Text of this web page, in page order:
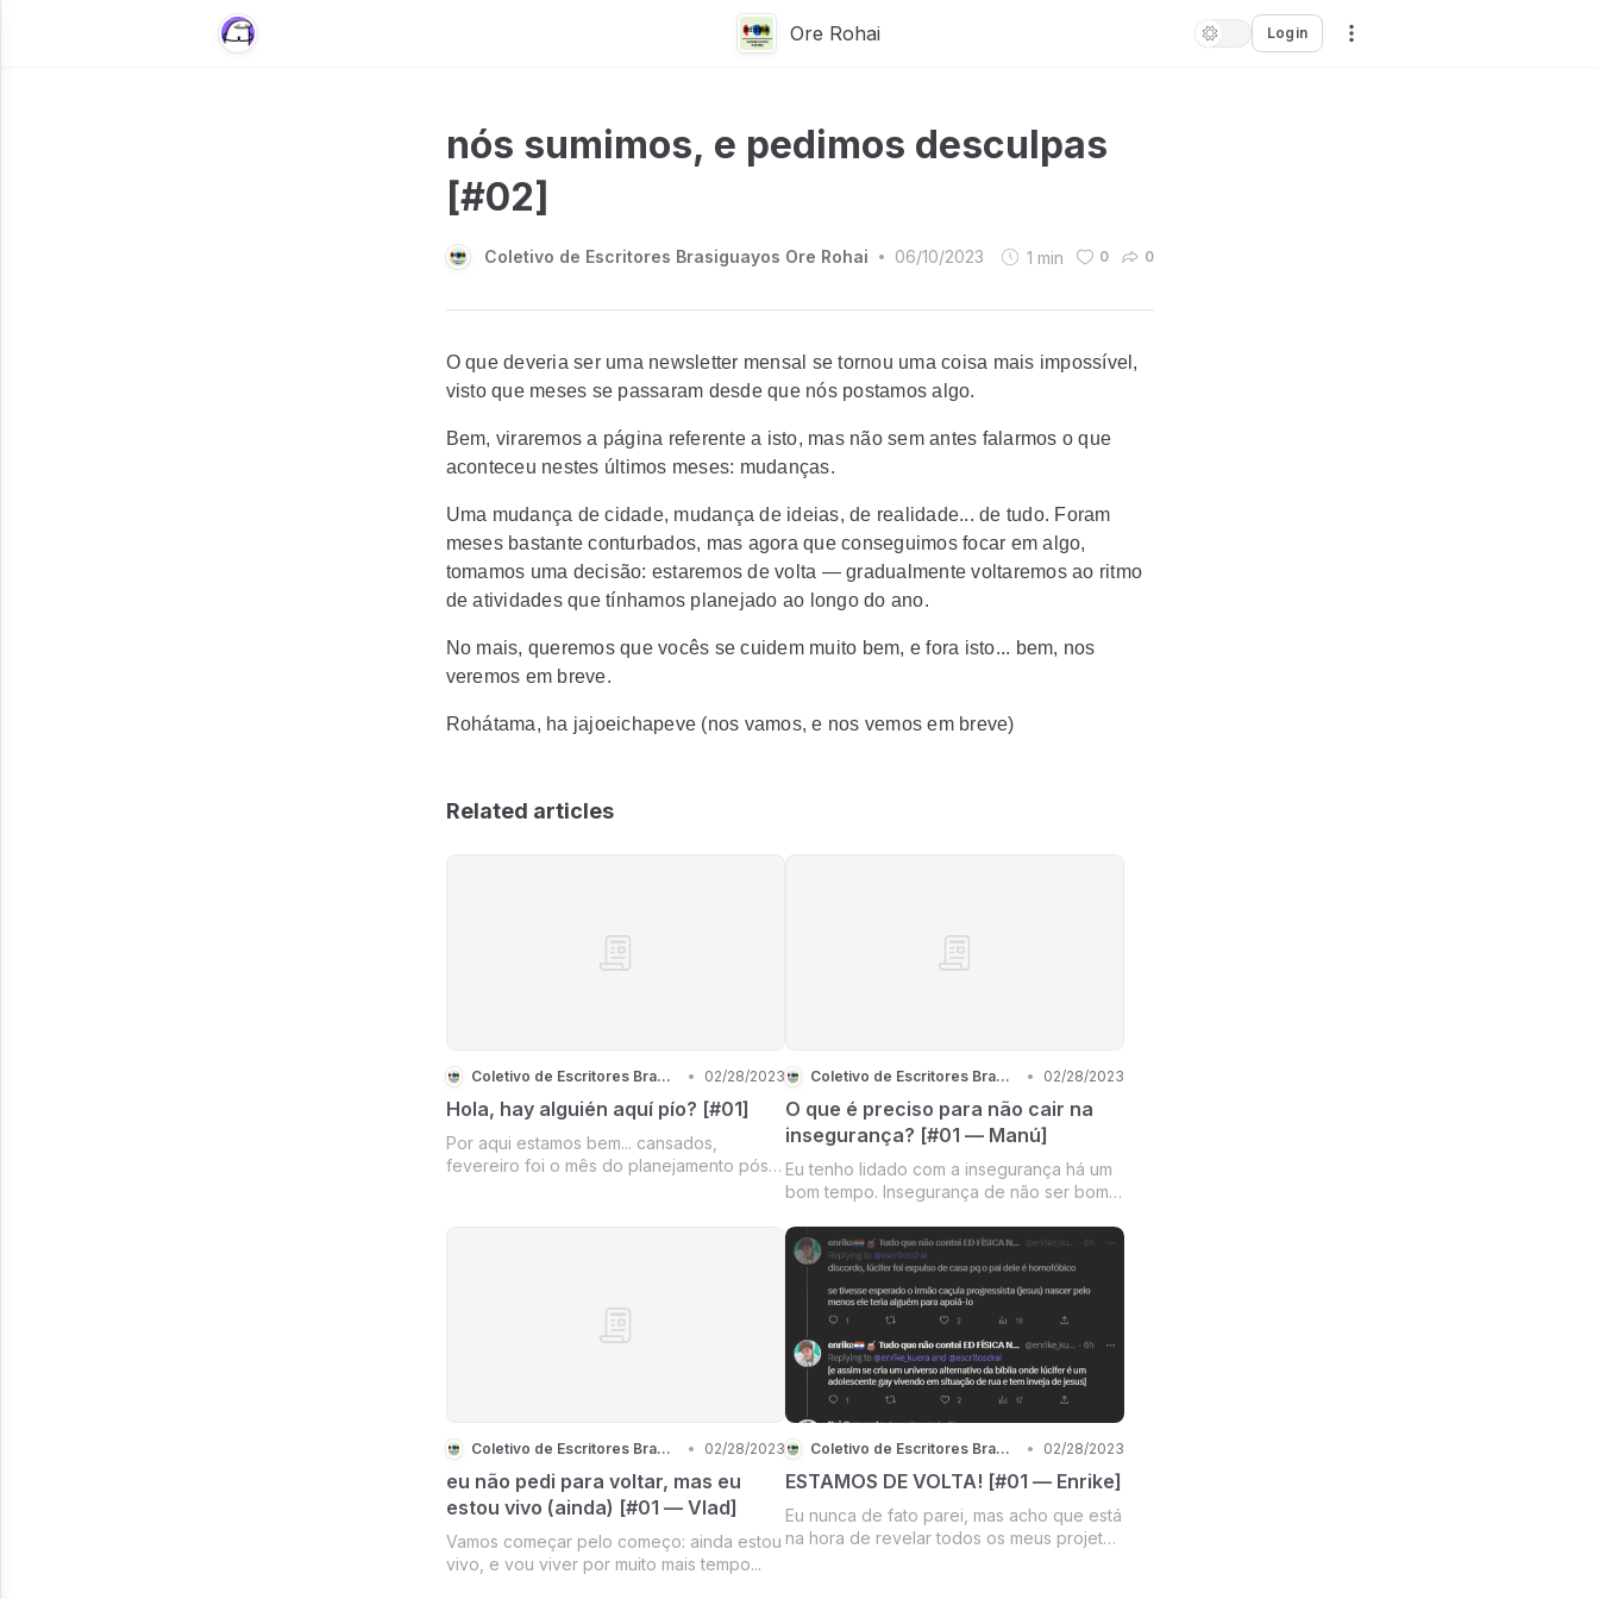
Ore Rohai Login
nós sumimos, e pedimos desculpas
[#02]
Coletivo de Escritores Brasiguayos Ore Rohai • 06/10/2023 1 min 0 0
O que deveria ser uma newsletter mensal se tornou uma coisa mais impossível,
visto que meses se passaram desde que nós postamos algo.
Bem, viraremos a página referente a isto, mas não sem antes falarmos o que
aconteceu nestes últimos meses: mudanças.
Uma mudança de cidade, mudança de ideias, de realidade... de tudo. Foram
meses bastante conturbados, mas agora que conseguimos focar em algo,
tomamos uma decisão: estaremos de volta — gradualmente voltaremos ao ritmo
de atividades que tínhamos planejado ao longo do ano.
No mais, queremos que vocês se cuidem muito bem, e fora isto... bem, nos
veremos em breve.
Rohátama, ha jajoeichapeve (nos vamos, e nos vemos em breve)
Related articles
Coletivo de Escritores Brasiguayos Ore Rohai • 02/28/2023
Hola, hay alguién aquí pío? [#01]
Por aqui estamos bem... cansados,
fevereiro foi o mês do planejamento pós
Coletivo de Escritores Brasiguayos Ore Rohai • 02/28/2023
O que é preciso para não cair na
insegurança? [#01 — Manú]
Eu tenho lidado com a insegurança há um
bom tempo. Insegurança de não ser bom o
lidar com aquilo que me pedem, de não
conseguir obter sucesso naquilo que me
proponho a fazer...
Coletivo de Escritores Brasiguayos Ore Rohai • 02/28/2023
eu não pedi para voltar, mas eu
estou vivo (ainda) [#01 — Vlad]
Vamos começar pelo começo: ainda estou
vivo, e vou viver por muito mais tempo...
Coletivo de Escritores Brasiguayos Ore Rohai • 02/28/2023
ESTAMOS DE VOLTA! [#01 — Enrike]
Eu nunca de fato parei, mas acho que está
na hora de revelar todos os meus projetos